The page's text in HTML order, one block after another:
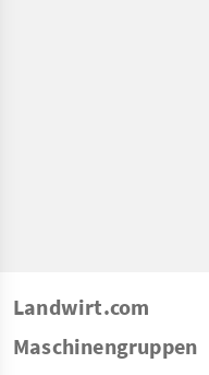
Landwirt.com
Maschinengruppen